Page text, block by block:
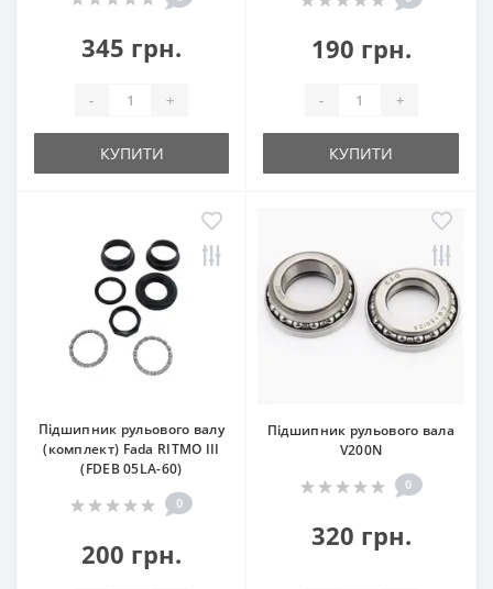
345 грн.
- +
КУПИТИ
190 грн.
- +
КУПИТИ
Підшипник рульового валу
(комплект) Fada RITMO III
(FDEB 05LA-60)
0
200 грн.
Підшипник рульового вала
V200N
0
320 грн.